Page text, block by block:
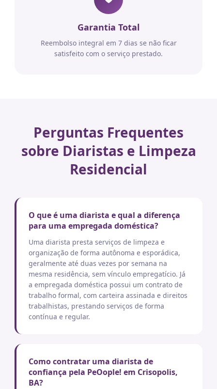
Garantia Total
Reembolso integral em 7 dias se não ficar
satisfeito com o serviço prestado.
Perguntas Frequentes
sobre Diaristas e Limpeza
Residencial
O que é uma diarista e qual a diferença
para uma empregada doméstica?
Uma diarista presta serviços de limpeza e
organização de forma autônoma e esporádica,
geralmente até duas vezes por semana na
mesma residência, sem vínculo empregatício. Já
a empregada doméstica possui um contrato de
trabalho formal, com carteira assinada e direitos
trabalhistas, prestando serviços de forma
contínua e regular.
Como contratar uma diarista de
confiança pela PeOople! em Crisopolis,
BA?